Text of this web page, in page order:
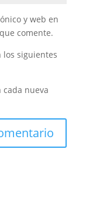
y web en
comente.
los siguientes
nueva